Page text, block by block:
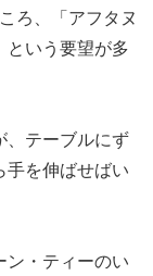
ろ、「アフタヌ
という要望が多
、テーブルにず
手を伸ばせばい
ン・ティーのい